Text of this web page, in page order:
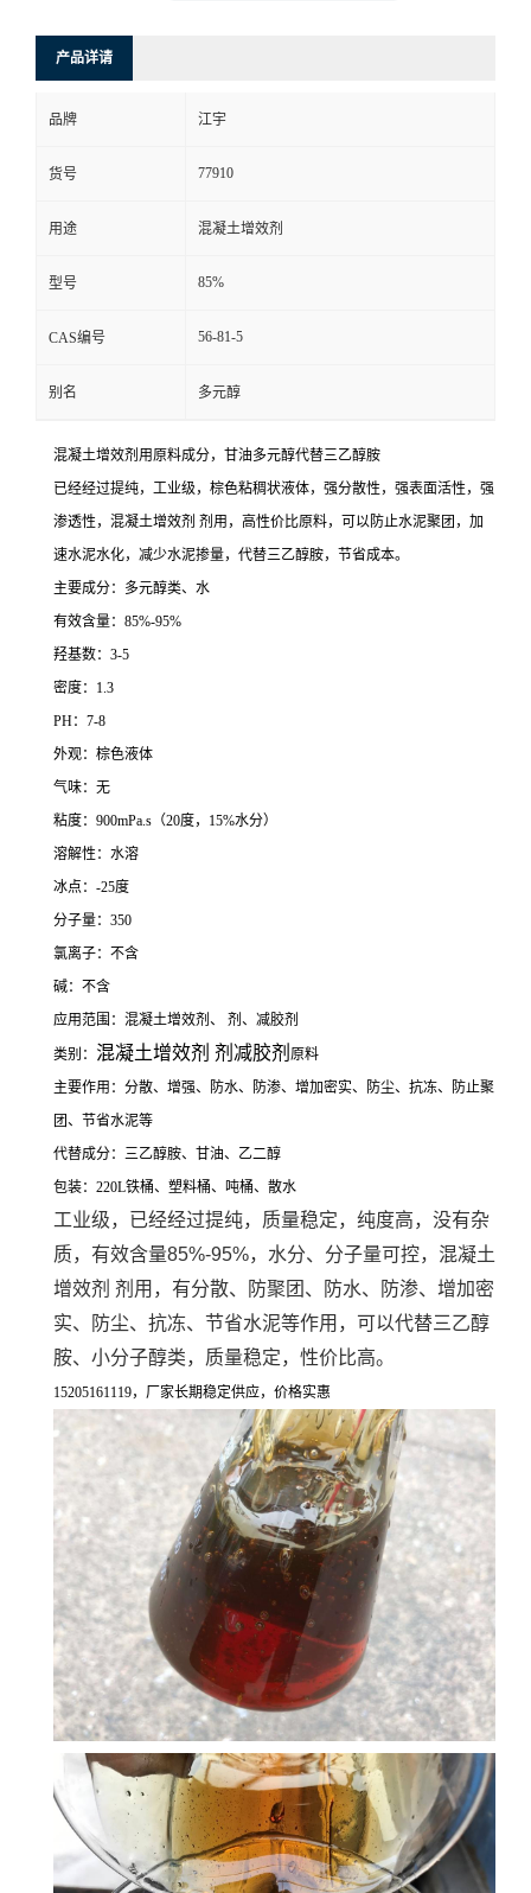
产品详请
品牌 江宇
货号 77910
用途 混凝土增效剂
型号 85%
CAS编号 56-81-5
别名 多元醇
混凝土增效剂用原料成分，甘油多元醇代替三乙醇胺
已经经过提纯，工业级，棕色粘稠状液体，强分散性，强表面活性，强
渗透性，混凝土增效剂 剂用，高性价比原料，可以防止水泥聚团，加
速水泥水化，减少水泥掺量，代替三乙醇胺，节省成本。
主要成分：多元醇类、水
有效含量：85%-95%
羟基数：3-5
密度：1.3
PH：7-8
外观：棕色液体
气味：无
粘度：900mPa.s（20度，15%水分）
溶解性：水溶
冰点：-25度
分子量：350
氯离子：不含
碱：不含
应用范围：混凝土增效剂、 剂、减胶剂
类别： 混凝土增效剂 剂减胶剂 原料
主要作用：分散、增强、防水、防渗、增加密实、防尘、抗冻、防止聚
团、节省水泥等
代替成分：三乙醇胺、甘油、乙二醇
包装：220L铁桶、塑料桶、吨桶、散水
工业级，已经经过提纯，质量稳定，纯度高，没有杂
质，有效含量85%-95%，水分、分子量可控，混凝土
增效剂 剂用，有分散、防聚团、防水、防渗、增加密
实、防尘、抗冻、节省水泥等作用，可以代替三乙醇
胺、小分子醇类，质量稳定，性价比高。
15205161119，厂家长期稳定供应，价格实惠